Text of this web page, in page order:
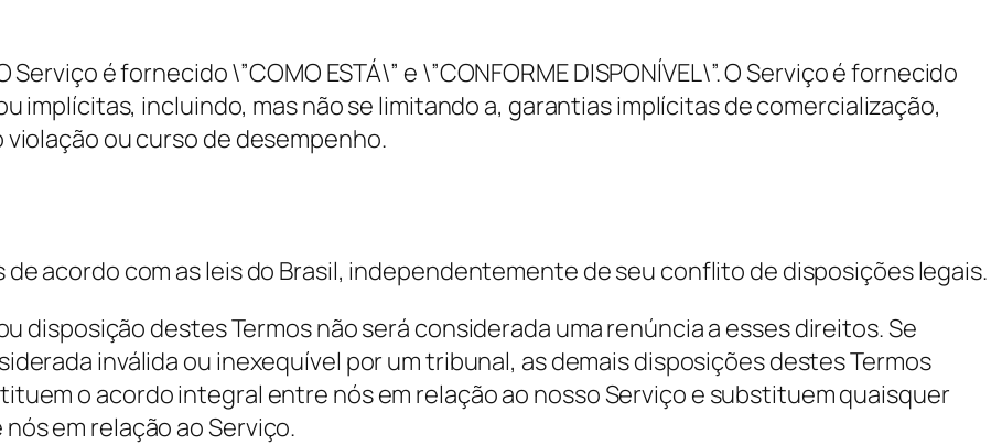
é fornecido \”COMO ESTÁ\” e \”CONFORME DISPONÍVEL\”. O Serviço é fornecido
implícitas, incluindo, mas não se limitando a, garantias implícitas de comercialização,
ou curso de desempenho.
acordo com as leis do Brasil, independentemente de seu conflito de disposições legais.
disposição destes Termos não será considerada uma renúncia a esses direitos. Se
inválida ou inexequível por um tribunal, as demais disposições destes Termos
o acordo integral entre nós em relação ao nosso Serviço e substituem quaisquer
em relação ao Serviço.